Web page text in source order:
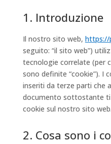
1. Introduzione
Il nostro sito web, https://
seguito: “il sito web”)
tecnologie correlate (per
sono definite “cookie”). I
inseriti da terze parti che
documento sottostante ti
cookie sul nostro sito web.
2. Cosa sono i